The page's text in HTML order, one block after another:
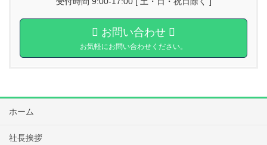
お問い合わせ
お気軽にお問い合わせください。
ホーム
社長挨拶